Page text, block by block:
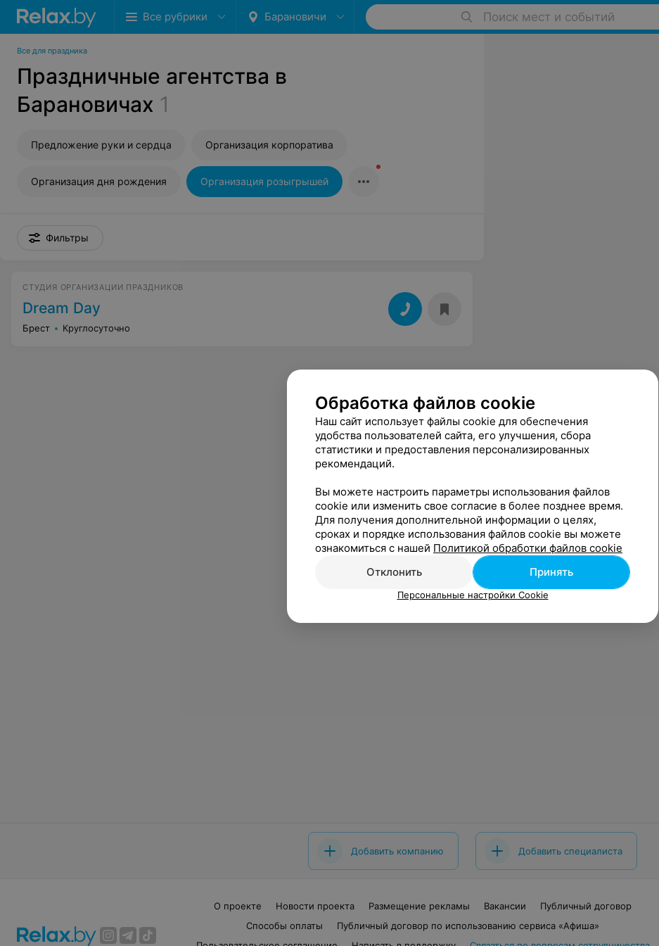
Все рубрики Барановичи Поиск мест и событий
Все для праздника
Праздничные агентства в
Барановичах 1
Предложение руки и сердца Организация корпоратива
Организация дня рождения Организация розыгрышей
Фильтры
СТУДИЯ ОРГАНИЗАЦИИ ПРАЗДНИКОВ
Dream Day
Брест Круглосуточно
Добавить компанию Добавить специалиста
О проекте Новости проекта Размещение рекламы Вакансии
Публичный договор
Способы оплаты
Публичный договор по использованию сервиса «Афиша»
Обработка файлов cookie
Наш сайт использует файлы cookie для обеспечения
удобства пользователей сайта, его улучшения, сбора
статистики и предоставления персонализированных
рекомендаций.
Вы можете настроить параметры использования файлов
cookie или изменить свое согласие в более позднее время.
Для получения дополнительной информации о целях,
сроках и порядке использования файлов cookie вы можете
ознакомиться с нашей Политикой обработки файлов cookie
Отклонить
Принять
Персональные настройки Cookie